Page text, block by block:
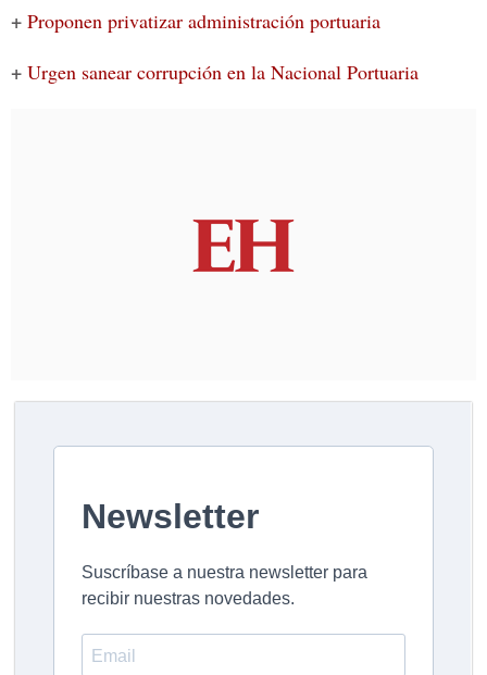
+ Proponen privatizar administración portuaria
+ Urgen sanear corrupción en la Nacional Portuaria